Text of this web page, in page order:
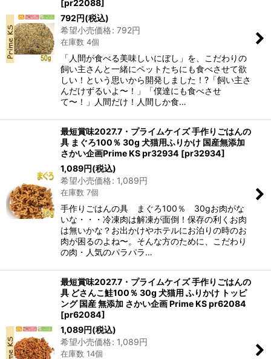
[pr22088]
792円(税込)
希望小売価格: 792円
在庫数 4個
「人間が食べる美味しいにぼし」を、こだわりの
飼い主さんと一緒にペットたちにも食べさせて欲
しい！という思いから開発しました！?「飼い主さ
んだけずるいよ〜！」「僕達にも食べさせ
て〜！」人間だけ！人間しか食…
最短賞味2027.7・プライムケイズ 手作りごはんの
具 まぐろ100％ 30g 犬猫用ふりかけ 国産無添加
さかい企画Prime KS pr32934 [pr32934]
1,089円(税込)
希望小売価格: 1,089円
在庫数 7個
手作りごはんの具 まぐろ100％ 30gお肉がな
いな・・・冷凍肉は解凍が面倒！保存の利くお肉
は無いかな？お出かけやホテルにお泊りの時のお
肉が困るのよね〜。そんな方のために、こだわり
の肉・人気のパラパラ…
最短賞味2027.7・プライムケイズ 手作りごはんの
具 どさんこ鮭100％ 30g 犬猫用 ふりかけ トッピ
ング 国産 無添加 さかい企画 Prime KS pr62084
[pr62084]
1,089円(税込)
希望小売価格: 1,089円
在庫数 14個